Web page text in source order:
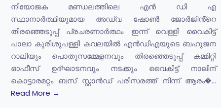
നിയോജക മണ്ഡലത്തിലെ എൻ ഡി എ
സ്ഥാനാർത്ഥിയുമായ അഡ്വ ഷോൺ ജോർജിൻ്റെ
തിരഞ്ഞെടുപ്പ് പ്രചരണാർത്ഥം ഇന്ന് വെള്ളി വൈകിട്ട്
പാലാ കുരിശുപള്ളി കവലയിൽ എൻഡിഎയുടെ ബഹുജന
റാലിയും പൊതുസമ്മേളനവും തിരഞ്ഞെടുപ്പ് കമ്മിറ്റി
ഓഫീസ് ഉദ്ഘാടനവും നടക്കും വൈകിട്ട് നാലിന്
കൊട്ടാരമറ്റം ബസ് സ്റ്റാൻഡ് പരിസരത്ത് നിന്ന് ആരം�...
Read More →